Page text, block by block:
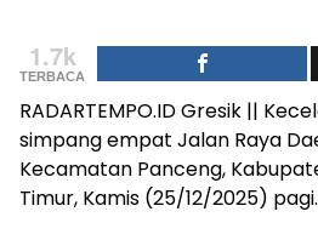
1.7k
TERBACA
RADARTEMPO.ID Gresik ||
simpang empat Jalan Raya
Kecamatan Panceng,
Timur, Kamis (25/12/2025) pagi.